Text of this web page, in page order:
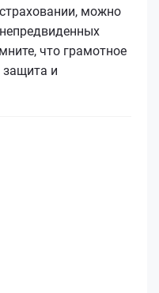
можно
что грамотное
и